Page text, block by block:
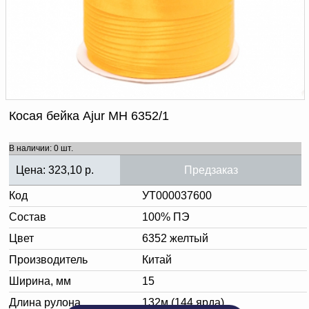
Документы по работе с
персональными данными
Письмо руководителю
Вопросы и ответы
Косая бейка Ajur МН 6352/1
В наличии: 0 шт.
Цена: 323,10 р. Предзаказ
Код
УТ000037600
Состав
100% ПЭ
Цвет
6352 желтый
Производитель
Китай
Ширина, мм
15
Длина рулона
132м (144 ярда)